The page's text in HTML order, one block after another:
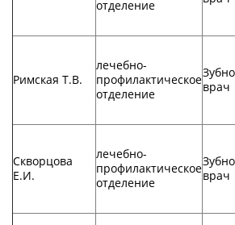
отделение
Римская Т.В.
лечебно-
профилактическое
отделение
врач
Скворцова
Е.И.
лечебно-
профилактическое
отделение
врач